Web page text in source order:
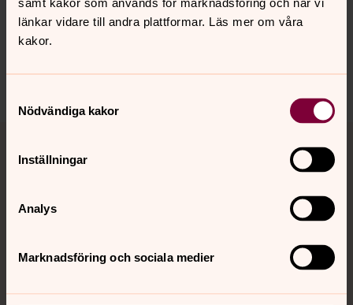
länkar vidare till andra plattformar. Läs mer om våra
kakor.
Nödvändiga kakor
Inställningar
Analys
Marknadsföring och sociala medier
Synpunkter eller frågor på sidans
innehåll?
Dela
Kontakt
Kalender